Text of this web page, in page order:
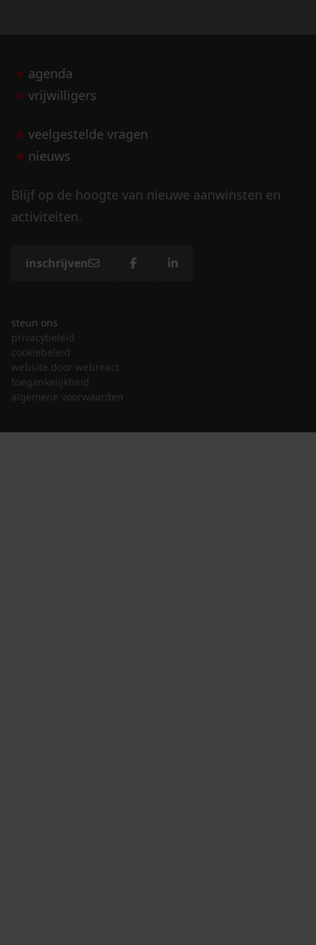
agenda
vrijwilligers
veelgestelde vragen
nieuws
Blijf op de hoogte van nieuwe aanwinsten en
activiteiten.
inschrijven
steun ons
privacybeleid
cookiebeleid
website door webreact
toegankelijkheid
algemene voorwaarden